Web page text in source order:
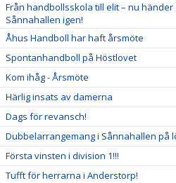
Från handbollsskola till elit – nu händer
Sånnahallen igen!
Åhus Handboll har haft årsmöte
Spontanhandboll på Höstlovet
Kom ihåg - Årsmöte
Härlig insats av damerna
Dags för revansch!
Dubbelarrangemang i Sånnahallen på
Första vinsten i division 1!!!
Tufft för herrarna i Anderstorp!